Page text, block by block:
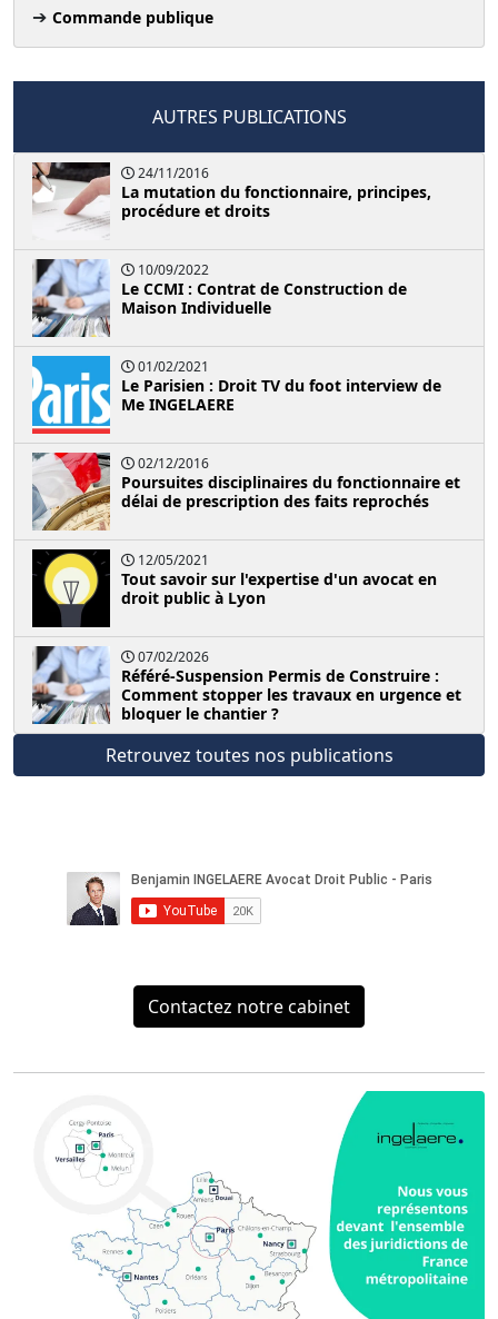
Commande publique
AUTRES PUBLICATIONS
24/11/2016
La mutation du fonctionnaire, principes,
procédure et droits
10/09/2022
Le CCMI : Contrat de Construction de
Maison Individuelle
01/02/2021
Le Parisien : Droit TV du foot interview de
Me INGELAERE
02/12/2016
Poursuites disciplinaires du fonctionnaire et
délai de prescription des faits reprochés
12/05/2021
Tout savoir sur l'expertise d'un avocat en
droit public à Lyon
07/02/2026
Référé-Suspension Permis de Construire :
Comment stopper les travaux en urgence et
bloquer le chantier ?
Retrouvez toutes nos publications
Contactez notre cabinet